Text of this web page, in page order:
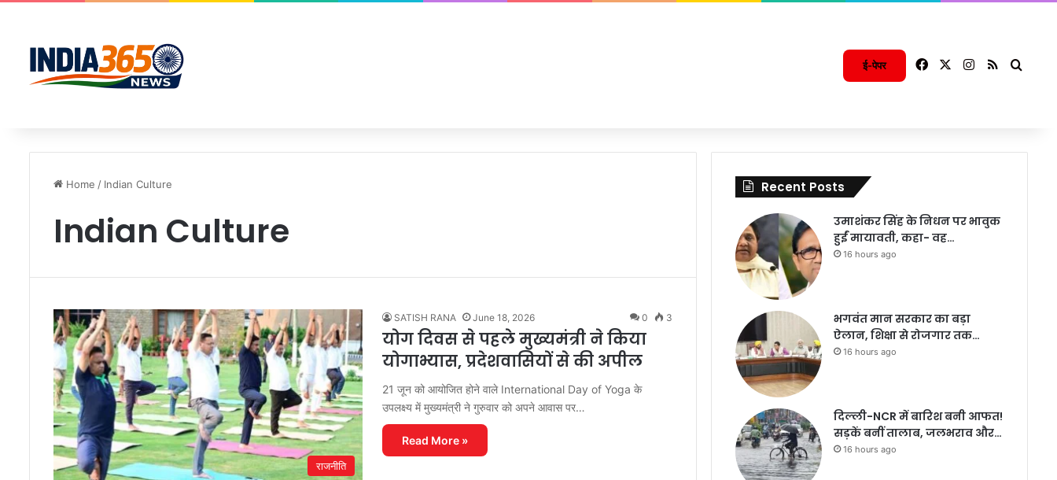
ई-पेपर FacebookInstagram
RSS
Home / Indian Culture
Indian Culture
राजनीति
SATISH RANA June 18, 2026 0 3
योग दिवस से पहले मुख्यमंत्री ने किया
योगाभ्यास, प्रदेशवासियों से की अपील
21 जून को आयोजित होने वाले International Day of Yoga के
उपलक्ष्य में मुख्यमंत्री ने गुरुवार को अपने आवास पर…
Read More »
Recent Posts
उमाशंकर सिंह के निधन पर भावुक
हुईं मायावती, कहा- वह…
16 hours ago
भगवंत मान सरकार का बड़ा
ऐलान, शिक्षा से रोजगार तक…
16 hours ago
दिल्ली-NCR में बारिश बनी आफत!
सड़कें बनीं तालाब, जलभराव और…
16 hours ago